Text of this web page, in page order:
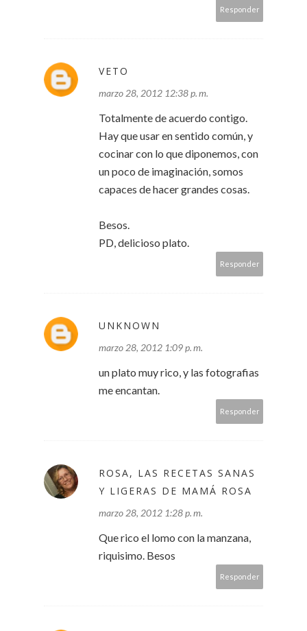
Responder
VETO
marzo 28, 2012 12:38 p. m.
Totalmente de acuerdo contigo.
Hay que usar en sentido común, y
cocinar con lo que diponemos, con
un poco de imaginación, somos
capaces de hacer grandes cosas.
Besos.
PD, delicioso plato.
Responder
UNKNOWN
marzo 28, 2012 1:09 p. m.
un plato muy rico, y las fotografias
me encantan.
Responder
ROSA, LAS RECETAS SANAS
Y LIGERAS DE MAMÁ ROSA
marzo 28, 2012 1:28 p. m.
Que rico el lomo con la manzana,
riquisimo. Besos
Responder